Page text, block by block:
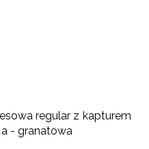
regular z kapturem
- granatowa